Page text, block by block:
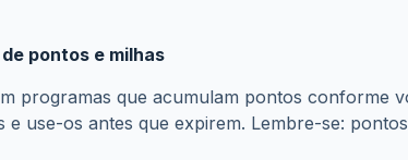
programas que acumulam pontos conforme
e use-os antes que expirem. Lembre-se: